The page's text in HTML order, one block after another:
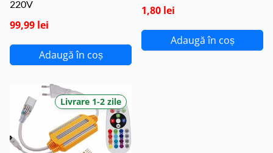
220V
99,99 lei
Adaugă în coș
1,80 lei
Adaugă în coș
Livrare 1-2 zile